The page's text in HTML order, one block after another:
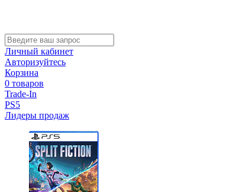
Личный кабинет
Авторизуйтесь
Корзина
0 товаров
Trade-In
PS5
Лидеры продаж